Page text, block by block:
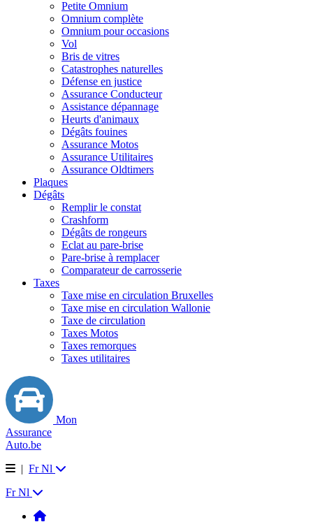
Petite Omnium
Omnium complète
Omnium pour occasions
Vol
Bris de vitres
Catastrophes naturelles
Défense en justice
Assurance Conducteur
Assistance dépannage
Heurts d'animaux
Dégâts fouines
Assurance Motos
Assurance Utilitaires
Assurance Oldtimers
Plaques
Dégâts
Remplir le constat
Crashform
Dégâts de rongeurs
Eclat au pare-brise
Pare-brise à remplacer
Comparateur de carrosserie
Taxes
Taxe mise en circulation Bruxelles
Taxe mise en circulation Wallonie
Taxe de circulation
Taxes Motos
Taxes remorques
Taxes utilitaires
Mon
Assurance
Auto.be
| Fr Nl
Fr Nl